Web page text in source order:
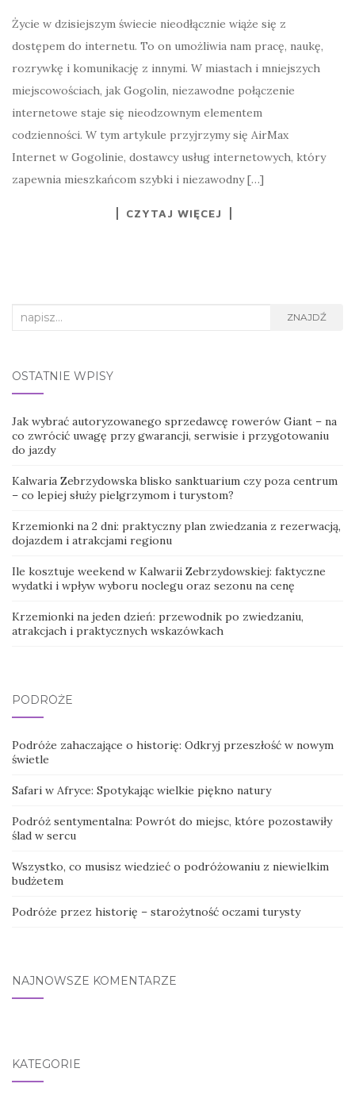
Życie w dzisiejszym świecie nieodłącznie wiąże się z
dostępem do internetu. To on umożliwia nam pracę, naukę,
rozrywkę i komunikację z innymi. W miastach i mniejszych
miejscowościach, jak Gogolin, niezawodne połączenie
internetowe staje się nieodzownym elementem
codzienności. W tym artykule przyjrzymy się AirMax
Internet w Gogolinie, dostawcy usług internetowych, który
zapewnia mieszkańcom szybki i niezawodny […]
CZYTAJ WIĘCEJ
Search
ZNAJDŹ
OSTATNIE WPISY
Jak wybrać autoryzowanego sprzedawcę rowerów Giant – na
co zwrócić uwagę przy gwarancji, serwisie i przygotowaniu
do jazdy
Kalwaria Zebrzydowska blisko sanktuarium czy poza centrum
– co lepiej służy pielgrzymom i turystom?
Krzemionki na 2 dni: praktyczny plan zwiedzania z rezerwacją,
dojazdem i atrakcjami regionu
Ile kosztuje weekend w Kalwarii Zebrzydowskiej: faktyczne
wydatki i wpływ wyboru noclegu oraz sezonu na cenę
Krzemionki na jeden dzień: przewodnik po zwiedzaniu,
atrakcjach i praktycznych wskazówkach
PODRÓŻE
Podróże zahaczające o historię: Odkryj przeszłość w nowym
świetle
Safari w Afryce: Spotykając wielkie piękno natury
Podróż sentymentalna: Powrót do miejsc, które pozostawiły
ślad w sercu
Wszystko, co musisz wiedzieć o podróżowaniu z niewielkim
budżetem
Podróże przez historię – starożytność oczami turysty
NAJNOWSZE KOMENTARZE
KATEGORIE